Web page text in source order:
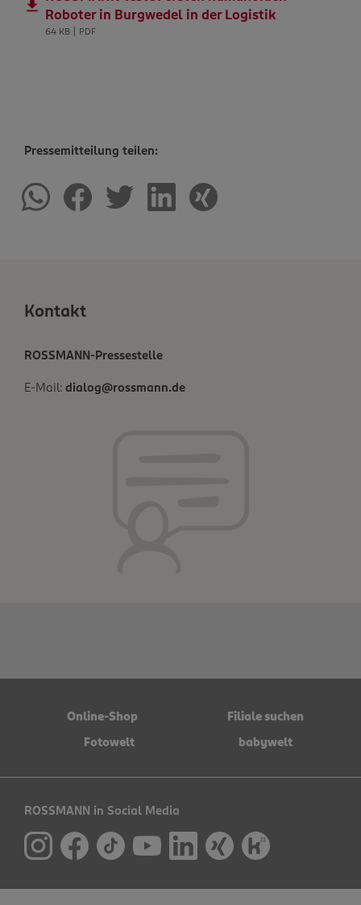
Roboter in Burgwedel in der Logistik
64 KB | PDF
Pressemitteilung teilen:
Kontakt
ROSSMANN-Pressestelle
E-Mail: dialog@rossmann.de
Online-Shop
Filiale suchen
Fotowelt
babywelt
ROSSMANN in Social Media